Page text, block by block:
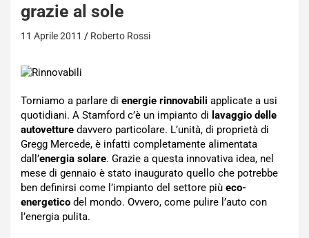
grazie al sole
11 Aprile 2011 Roberto Rossi
Torniamo a parlare di energie rinnovabili applicate a usi
quotidiani. A Stamford c’è un impianto di lavaggio delle
autovetture davvero particolare. L’unità, di proprietà di
Gregg Mercede, è infatti completamente alimentata
dall’energia solare. Grazie a questa innovativa idea, nel
mese di gennaio è stato inaugurato quello che potrebbe
ben definirsi come l’impianto del settore più eco-
energetico del mondo. Ovvero, come pulire l’auto con
l’energia pulita.